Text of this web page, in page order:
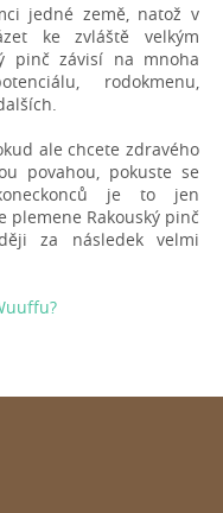
jedné země, natož v
ke zvláště velkým
pinč závisí na mnoha
rodokmenu,
ale chcete zdravého
povahou, pokuste se
je to jen
plemene Rakouský pinč
za následek velmi